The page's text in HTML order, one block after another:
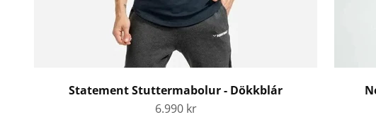
Statement Stuttermabolur - Dökkblár
Tilboðsverð
6.990 kr